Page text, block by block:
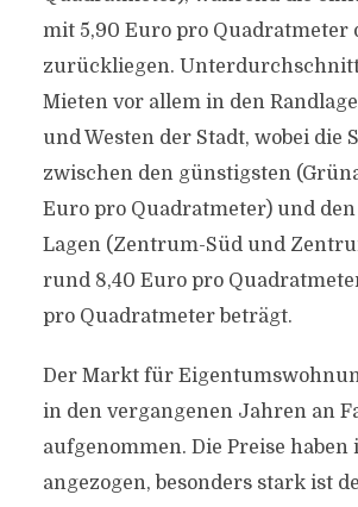
mit 5,90 Euro pro Quadratmeter
zurückliegen.
Mieten vor allem in den
und Westen der Stadt, wobei die
zwischen den günstigsten
Euro pro Quadratmeter) und
Lagen (Zentrum-Süd und
rund 8,40 Euro pro
pro Quadratmeter beträgt.
Der Markt für
in den vergangenen Jahren an
aufgenommen. Die Preise haben
angezogen, besonders stark ist